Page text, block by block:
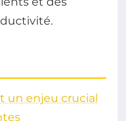
un enjeu crucial